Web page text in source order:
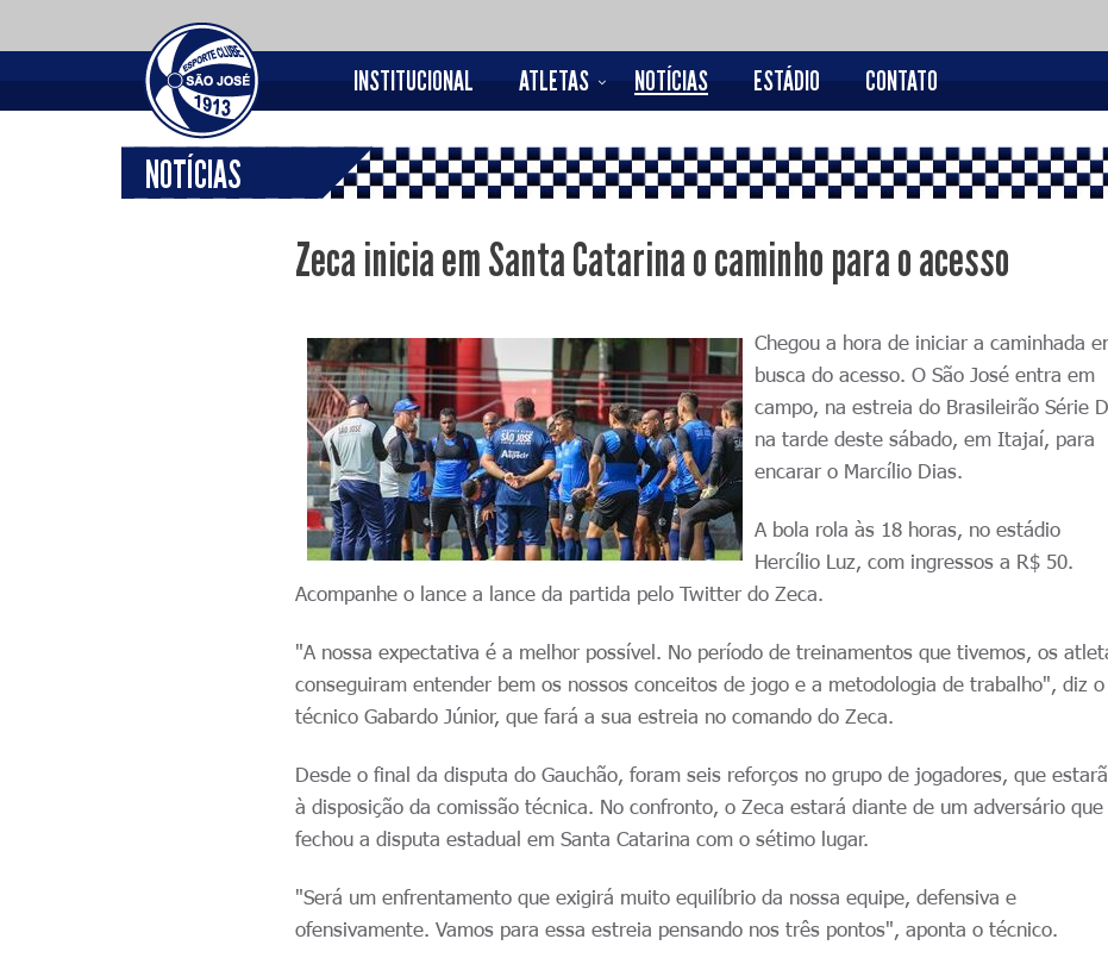
INSTITUCIONAL ATLETAS NOTÍCIAS ESTÁDIO CONTATO
NOTÍCIAS
Zeca inicia em Santa Catarina o caminho para o acesso
Chegou a hora de iniciar a caminhada
busca do acesso. O São José entra em
campo, na estreia do Brasileirão Série
na tarde deste sábado, em Itajaí, para
encarar o Marcílio Dias.
A bola rola às 18 horas, no estádio
Hercílio Luz, com ingressos a R$ 50.
Acompanhe o lance a lance da partida pelo Twitter do Zeca.
"A nossa expectativa é a melhor possível. No período de treinamentos que tivemos, os
conseguiram entender bem os nossos conceitos de jogo e a metodologia de trabalho", diz o
técnico Gabardo Júnior, que fará a sua estreia no comando do Zeca.
Desde o final da disputa do Gauchão, foram seis reforços no grupo de jogadores, que
à disposição da comissão técnica. No confronto, o Zeca estará diante de um adversário que
fechou a disputa estadual em Santa Catarina com o sétimo lugar.
"Será um enfrentamento que exigirá muito equilíbrio da nossa equipe, defensiva e
ofensivamente. Vamos para essa estreia pensando nos três pontos", aponta o técnico.